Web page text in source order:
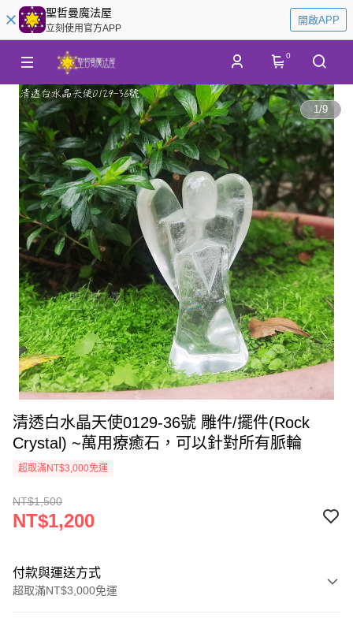
聖哲曼魔法屋
立刻使用官方APP
開啟APP
0
1/9
清透白水晶天使0129-36號 雕件/擺件(Rock
Crystal) ~萬用療癒石，可以針對所有脈輪
超取滿NT$3,000免運
NT$1,500
NT$1,200
付款與運送方式
超取滿NT$3,000免運